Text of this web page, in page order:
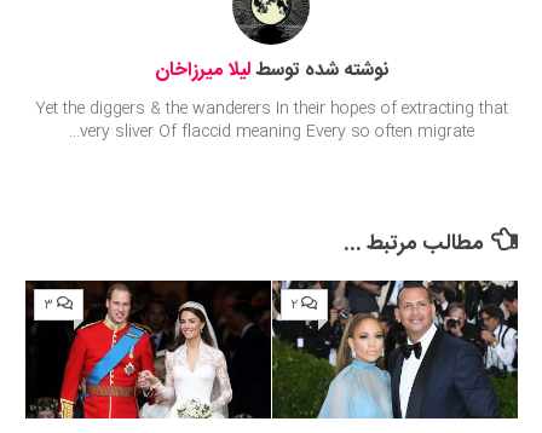
نوشته شده توسطلیلا میرزاخان
Yet the diggers & the wanderers In their hopes of extracting that
very sliver Of flaccid meaning Every so often migrate...
مطالب مرتبط ...
۲ ۳